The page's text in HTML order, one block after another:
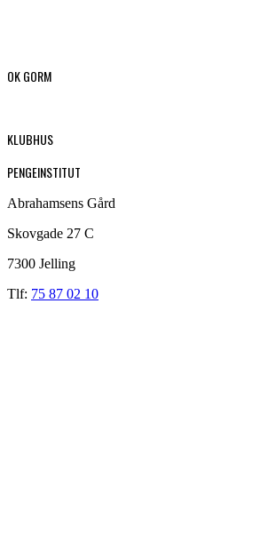
OK GORM
KLUBHUS
PENGEINSTITUT
Abrahamsens Gård
Skovgade 27 C
7300 Jelling
Tlf: 75 87 02 10